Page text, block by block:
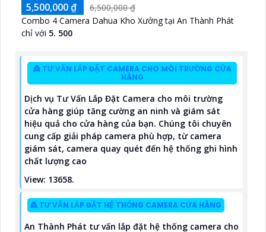
5,500,000 ₫
6,500,000 ₫
Combo 4 Camera Dahua Kho Xưởng tại An Thành Phát
chỉ với 5. 500
👸 TƯ VẤN LẮP ĐẶT CAMERA CHO MÔI TRƯỜNG CỬA
HÀNG
Dịch vụ Tư Vấn Lắp Đặt Camera cho môi trường
cửa hàng giúp tăng cường an ninh và giám sát
hiệu quả cho cửa hàng của bạn. Chúng tôi chuyên
cung cấp giải pháp camera phù hợp, từ camera
giám sát, camera quay quét đến hệ thống ghi hình
chất lượng cao
View: 13658.
👸 TƯ VẤN LẮP ĐẶT HỆ THỐNG CAMERA CỬA HÀNG
An Thành Phát tư vấn lắp đặt hệ thống camera cho